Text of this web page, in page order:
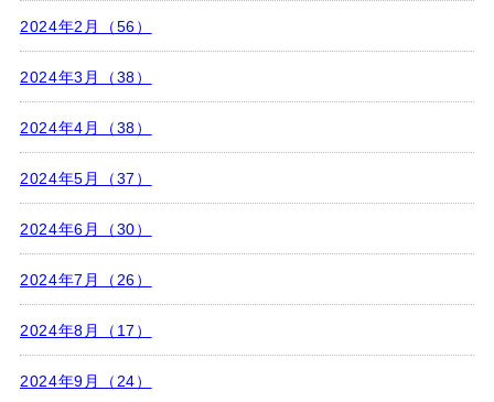
2024年2月（56）
2024年3月（38）
2024年4月（38）
2024年5月（37）
2024年6月（30）
2024年7月（26）
2024年8月（17）
2024年9月（24）